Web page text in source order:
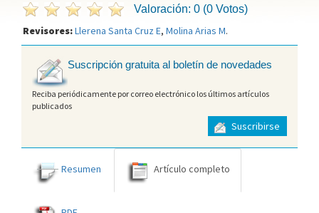
Valoración: 0 (0 Votos)
Revisores:Llerena Santa Cruz E, Molina Arias M.
Suscripción gratuita al boletín de novedades
Reciba periódicamente por correo electrónico los últimos artículos
publicados
Suscribirse
Resumen Artículo completo